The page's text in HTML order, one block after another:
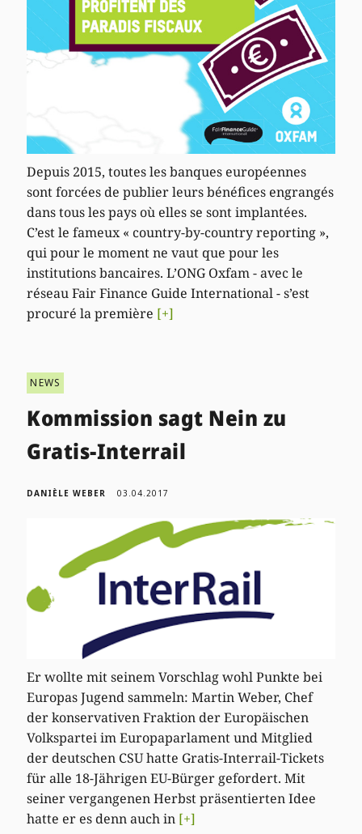
Depuis 2015, toutes les banques européennes
sont forcées de publier leurs bénéfices engrangés
dans tous les pays où elles se sont implantées.
C’est le fameux « country-by-country reporting »,
qui pour le moment ne vaut que pour les
institutions bancaires. L’ONG Oxfam - avec le
réseau Fair Finance Guide International - s’est
procuré la première [+]
NEWS
Kommission sagt Nein zu
Gratis-Interrail
DANIÈLE WEBER 03.04.2017
Er wollte mit seinem Vorschlag wohl Punkte bei
Europas Jugend sammeln: Martin Weber, Chef
der konservativen Fraktion der Europäischen
Volkspartei im Europaparlament und Mitglied
der deutschen CSU hatte Gratis-Interrail-Tickets
für alle 18-Jährigen EU-Bürger gefordert. Mit
seiner vergangenen Herbst präsentierten Idee
hatte er es denn auch in [+]